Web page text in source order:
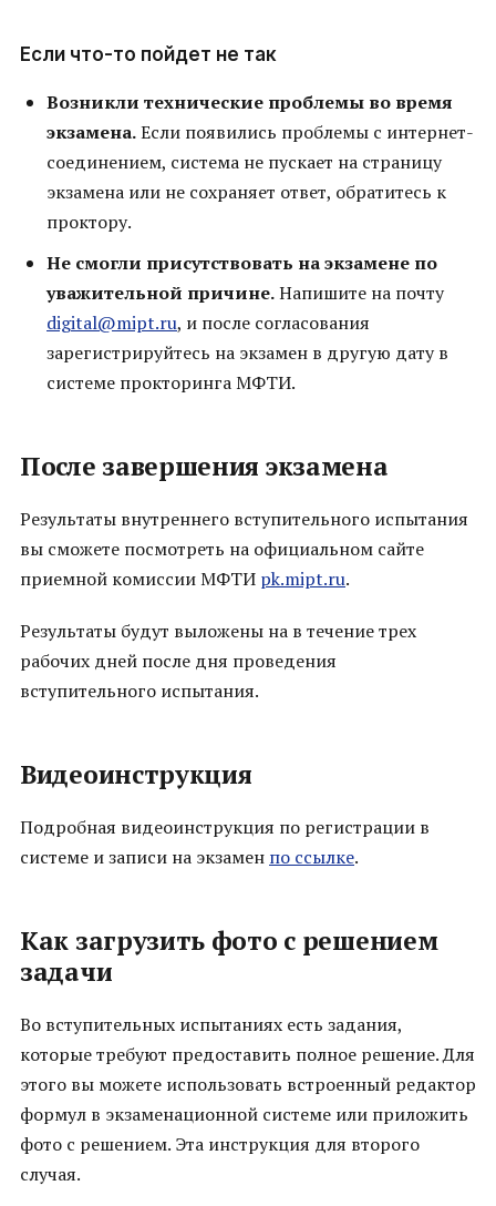
Если что-то пойдет не так
Возникли технические проблемы во время
экзамена.Если появились проблемы с интернет-
соединением, система не пускает на страницу
экзамена или не сохраняет ответ, обратитесь к
проктору.
Не смогли присутствовать на экзамене по
уважительной причине.Напишите на почту
digital@mipt.ru, и после согласования
зарегистрируйтесь на экзамен в другую дату в
системе прокторинга МФТИ.
После завершения экзамена
Результаты внутреннего вступительного испытания
вы сможете посмотреть на официальном сайте
приемной комиссии МФТИ pk.mipt.ru.
Результаты будут выложены на в течение трех
рабочих дней после дня проведения
вступительного испытания.
Видеоинструкция
Подробная видеоинструкция по регистрации в
системе и записи на экзамен по ссылке.
Как загрузить фото с решением
задачи
Во вступительных испытаниях есть задания,
которые требуют предоставить полное решение. Для
этого вы можете использовать встроенный редактор
формул в экзаменационной системе или приложить
фото с решением. Эта инструкция для второго
случая.